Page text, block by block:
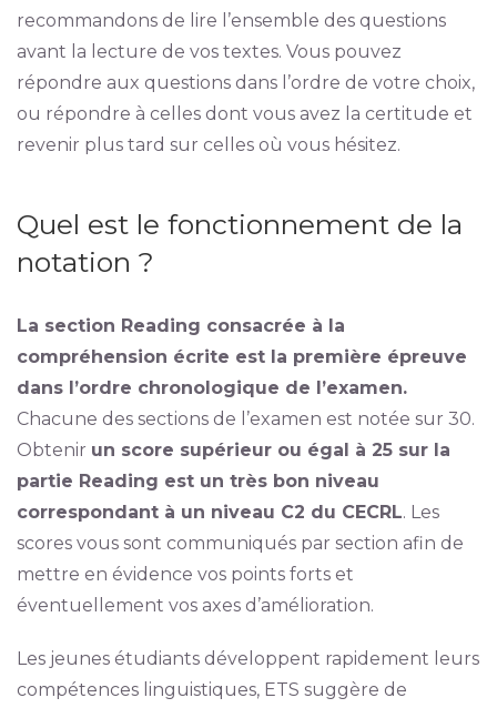
recommandons de lire l’ensemble des questions
avant la lecture de vos textes. Vous pouvez
répondre aux questions dans l’ordre de votre choix,
ou répondre à celles dont vous avez la certitude et
revenir plus tard sur celles où vous hésitez.
Quel est le fonctionnement de la
notation ?
La section Reading consacrée à la
compréhension écrite est la première épreuve
dans l’ordre chronologique de l’examen.
Chacune des sections de l’examen est notée sur 30.
Obtenir un score supérieur ou égal à 25 sur la
partie Reading est un très bon niveau
correspondant à un niveau C2 du CECRL. Les
scores vous sont communiqués par section afin de
mettre en évidence vos points forts et
éventuellement vos axes d’amélioration.
Les jeunes étudiants développent rapidement leurs
compétences linguistiques, ETS suggère de